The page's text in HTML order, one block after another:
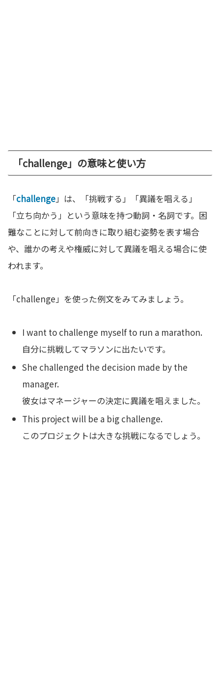
「challenge」の意味と使い方
「challenge」は、「挑戦する」「異議を唱える」
「立ち向かう」という意味を持つ動詞・名詞です。困
難なことに対して前向きに取り組む姿勢を表す場合
や、誰かの考えや権威に対して異議を唱える場合に使
われます。
「challenge」を使った例文をみてみましょう。
I want to challenge myself to run a marathon.
自分に挑戦してマラソンに出たいです。
She challenged the decision made by the
manager.
彼女はマネージャーの決定に異議を唱えました。
This project will be a big challenge.
このプロジェクトは大きな挑戦になるでしょう。